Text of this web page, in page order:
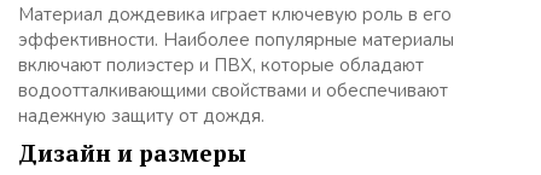
Материал дождевика играет ключевую роль в его
эффективности. Наиболее популярные материалы
включают полиэстер и ПВХ, которые обладают
водоотталкивающими свойствами и обеспечивают
надежную защиту от дождя.
Дизайн и размеры